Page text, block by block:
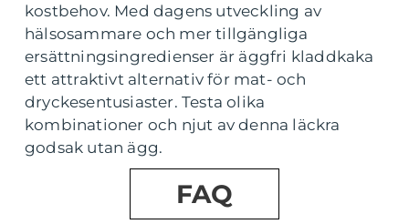
kostbehov. Med dagens utveckling av
hälsosammare och mer tillgängliga
ersättningsingredienser är äggfri kladdkaka
ett attraktivt alternativ för mat- och
dryckesentusiaster. Testa olika
kombinationer och njut av denna läckra
godsak utan ägg.
FAQ